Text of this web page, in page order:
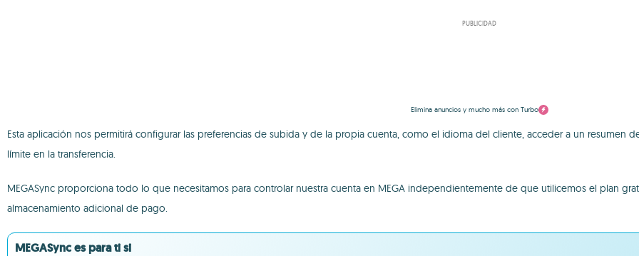
PUBLICIDAD
Elimina anuncios y mucho más con Turbo
Esta aplicación nos permitirá configurar las preferencias de subida y de la propia cuenta, como el idioma del cliente, acceder a un resumen
límite en la transferencia.
MEGASync proporciona todo lo que necesitamos para controlar nuestra cuenta en MEGA independientemente de que utilicemos el plan
almacenamiento adicional de pago.
MEGASync es para ti si